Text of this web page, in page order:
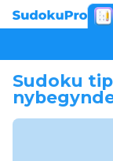
Sudoku